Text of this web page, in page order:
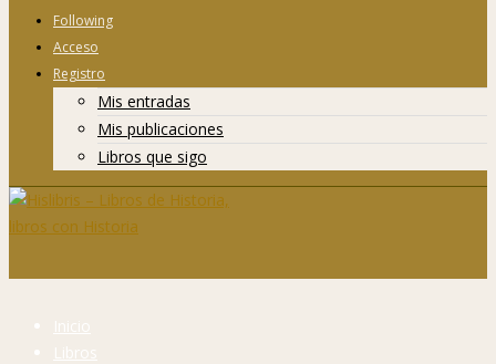
Following
Acceso
Registro
Mis entradas
Mis publicaciones
Libros que sigo
Inicio
Libros